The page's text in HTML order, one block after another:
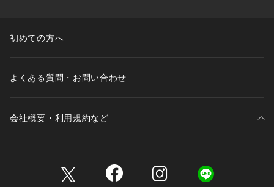
初めての方へ
よくある質問・お問い合わせ
会社概要・利用規約など